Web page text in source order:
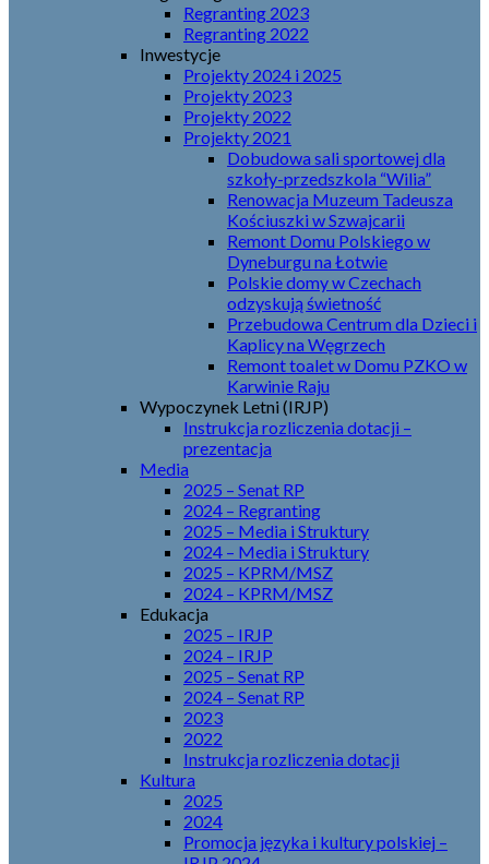
Regranting 2023
Regranting 2022
Inwestycje
Projekty 2024 i 2025
Projekty 2023
Projekty 2022
Projekty 2021
Dobudowa sali sportowej dla
szkoły-przedszkola “Wilia”
Renowacja Muzeum Tadeusza
Kościuszki w Szwajcarii
Remont Domu Polskiego w
Dyneburgu na Łotwie
Polskie domy w Czechach
odzyskują świetność
Przebudowa Centrum dla Dzieci i
Kaplicy na Węgrzech
Remont toalet w Domu PZKO w
Karwinie Raju
Wypoczynek Letni (IRJP)
Instrukcja rozliczenia dotacji –
prezentacja
Media
2025 – Senat RP
2024 – Regranting
2025 – Media i Struktury
2024 – Media i Struktury
2025 – KPRM/MSZ
2024 – KPRM/MSZ
Edukacja
2025 – IRJP
2024 – IRJP
2025 – Senat RP
2024 – Senat RP
2023
2022
Instrukcja rozliczenia dotacji
Kultura
2025
2024
Promocja języka i kultury polskiej –